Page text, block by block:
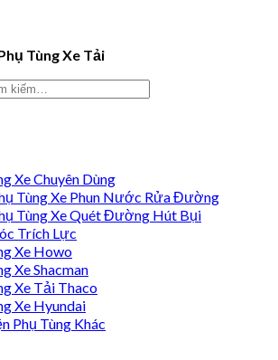
Tùng Xe Tải
Xe Chuyên Dùng
Tùng Xe Phun Nước Rửa Đường
Tùng Xe Quét Đường Hút Bụi
Trích Lực
Xe Howo
Xe Shacman
Xe Tải Thaco
Xe Hyundai
Phụ Tùng Khác